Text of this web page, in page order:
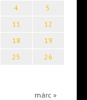
márc »
4
5
11
12
18
19
25
26